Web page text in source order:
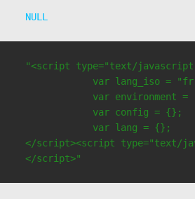
NULL
"<script type="text/
var lang_iso =
var environment =
            var config = {};
            var lang = {};
</script><script type="text/
</script>"